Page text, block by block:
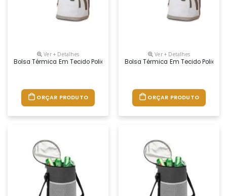
Ver + Detalhes
Bolsa Térmica Em Tecido Poliéster 600d Na Tonalidade Cinza Claro
ORÇAR PRODUTO
Ver + Detalhes
Bolsa Térmica Em Tecido
ORÇAR PRODUTO